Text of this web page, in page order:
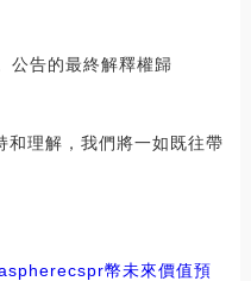
公告的最終解釋權歸
和理解，我們將一如既往帶
cspr幣未來價值預